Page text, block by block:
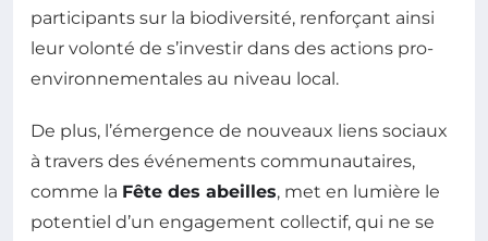
participants sur la biodiversité, renforçant ainsi
leur volonté de s’investir dans des actions pro-
environnementales au niveau local.
De plus, l’émergence de nouveaux liens sociaux
à travers des événements communautaires,
comme la Fête des abeilles, met en lumière le
potentiel d’un engagement collectif, qui ne se